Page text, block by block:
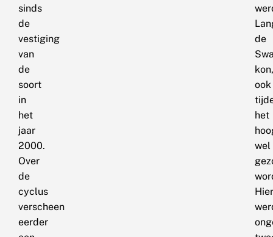
sinds
de
vestiging
van
de
soort
in
het
jaar
2000.
Over
de
cyclus
verscheen
eerder
de
kon,
ook
het
wel
Hier